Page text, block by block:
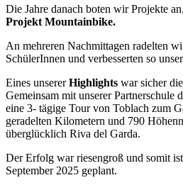
Die Jahre danach boten wir Projekte
Projekt Mountainbike.
An mehreren Nachmittagen radelten
SchülerInnen und verbesserten so
Eines unsererHighlights war sicher die
Gemeinsam mit unserer Partnerschule
eine 3- tägige Tour von Toblach zum
geradelten Kilometern und 790
überglücklich Riva del Garda.
Der Erfolg war riesengroß und somit
September 2025 geplant.